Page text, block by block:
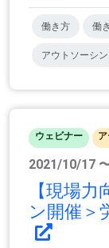
働き方 働
アウトソーシ
ウェビナー
2021/10/17
【現場
ン開催＞